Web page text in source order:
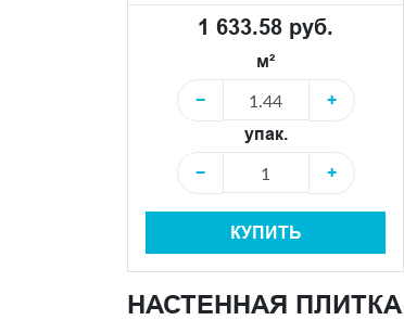
1 633.58 руб.
м²
−
+
упак.
−
+
КУПИТЬ
НАСТЕННАЯ ПЛИТКА